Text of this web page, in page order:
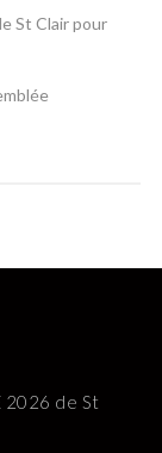
St Clair pour
2026 de St